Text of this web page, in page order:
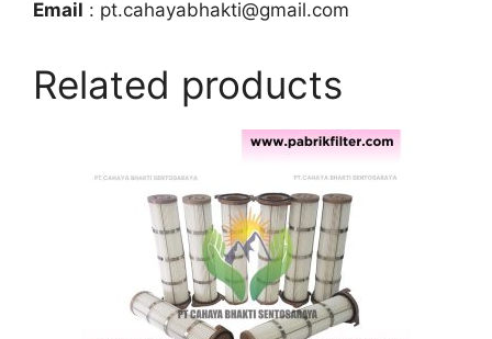
Email : pt.cahayabhakti@gmail.com
Related products